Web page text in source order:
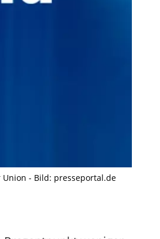
Union - Bild: presseportal.de